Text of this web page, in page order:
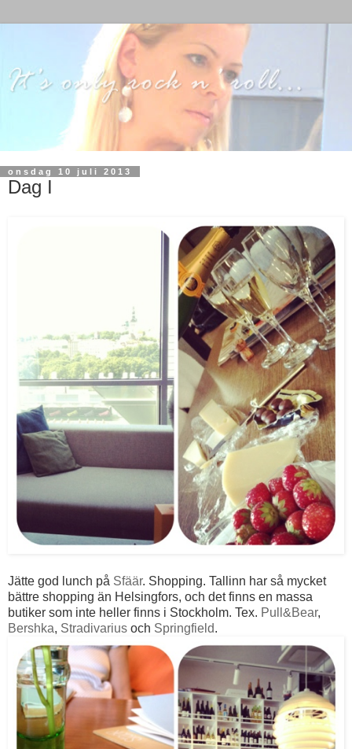
onsdag 10 juli 2013
Dag I
Jätte god lunch på Sfäär. Shopping. Tallinn har så mycket
bättre shopping än Helsingfors, och det finns en massa
butiker som inte heller finns i Stockholm. Tex. Pull&Bear,
Bershka, Stradivarius och Springfield.